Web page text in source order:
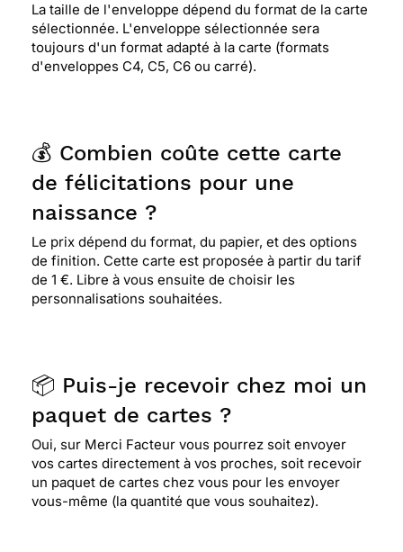
La taille de l'enveloppe dépend du format de la carte
sélectionnée. L'enveloppe sélectionnée sera
toujours d'un format adapté à la carte (formats
d'enveloppes C4, C5, C6 ou carré).
💰 Combien coûte cette carte
de félicitations pour une
naissance ?
Le prix dépend du format, du papier, et des options
de finition. Cette carte est proposée à partir du tarif
de 1 €. Libre à vous ensuite de choisir les
personnalisations souhaitées.
📦 Puis-je recevoir chez moi un
paquet de cartes ?
Oui, sur Merci Facteur vous pourrez soit envoyer
vos cartes directement à vos proches, soit recevoir
un paquet de cartes chez vous pour les envoyer
vous-même (la quantité que vous souhaitez).